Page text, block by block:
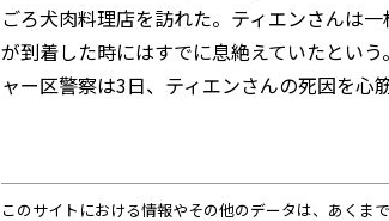
ごろ犬肉料理店を訪れた。ティエンさんは
が到着した時にはすでに息絶えていたとい
ャー区警察は3日、ティエンさんの死因を心
このサイトにおける情報やその他のデータは、あくま